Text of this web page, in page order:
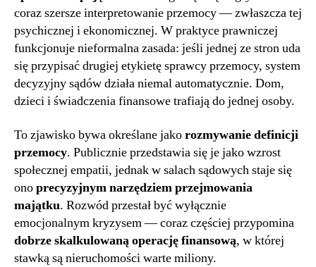
coraz szersze interpretowanie przemocy — zwłaszcza tej
psychicznej i ekonomicznej. W praktyce prawniczej
funkcjonuje nieformalna zasada: jeśli jednej ze stron uda
się przypisać drugiej etykietę sprawcy przemocy, system
decyzyjny sądów działa niemal automatycznie. Dom,
dzieci i świadczenia finansowe trafiają do jednej osoby.
To zjawisko bywa określane jakorozmywanie definicji
przemocy. Publicznie przedstawia się je jako wzrost
społecznej empatii, jednak w salach sądowych staje się
onoprecyzyjnym narzędziem przejmowania
majątku. Rozwód przestał być wyłącznie
emocjonalnym kryzysem — coraz częściej przypomina
dobrze skalkulowaną operację finansową, w której
stawką są nieruchomości warte miliony.